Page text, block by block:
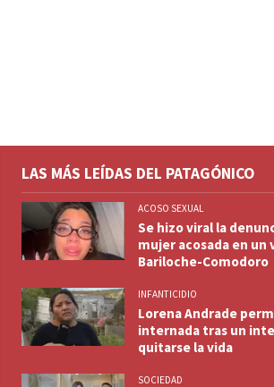
LAS MÁS LEÍDAS DEL PATAGÓNICO
ACOSO SEXUAL
Se hizo viral la
mujer acosada en un
Bariloche-Comodoro
INFANTICIDIO
Lorena Andrade
internada tras un
quitarse la vida
SOCIEDAD